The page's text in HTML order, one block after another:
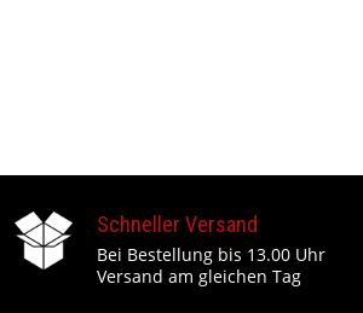
Schneller Versand
Bei Bestellung bis 13.00 Uhr
Versand am gleichen Tag